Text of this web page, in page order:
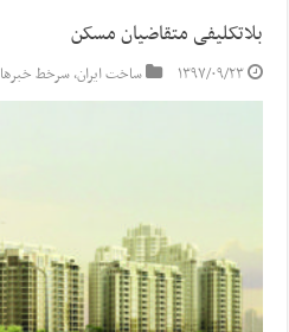
بلاتکلیفی متقاضیان مسکن
۱۳۹۷/۰۹/۲۳ ساخت ایران,سرخط خبرها